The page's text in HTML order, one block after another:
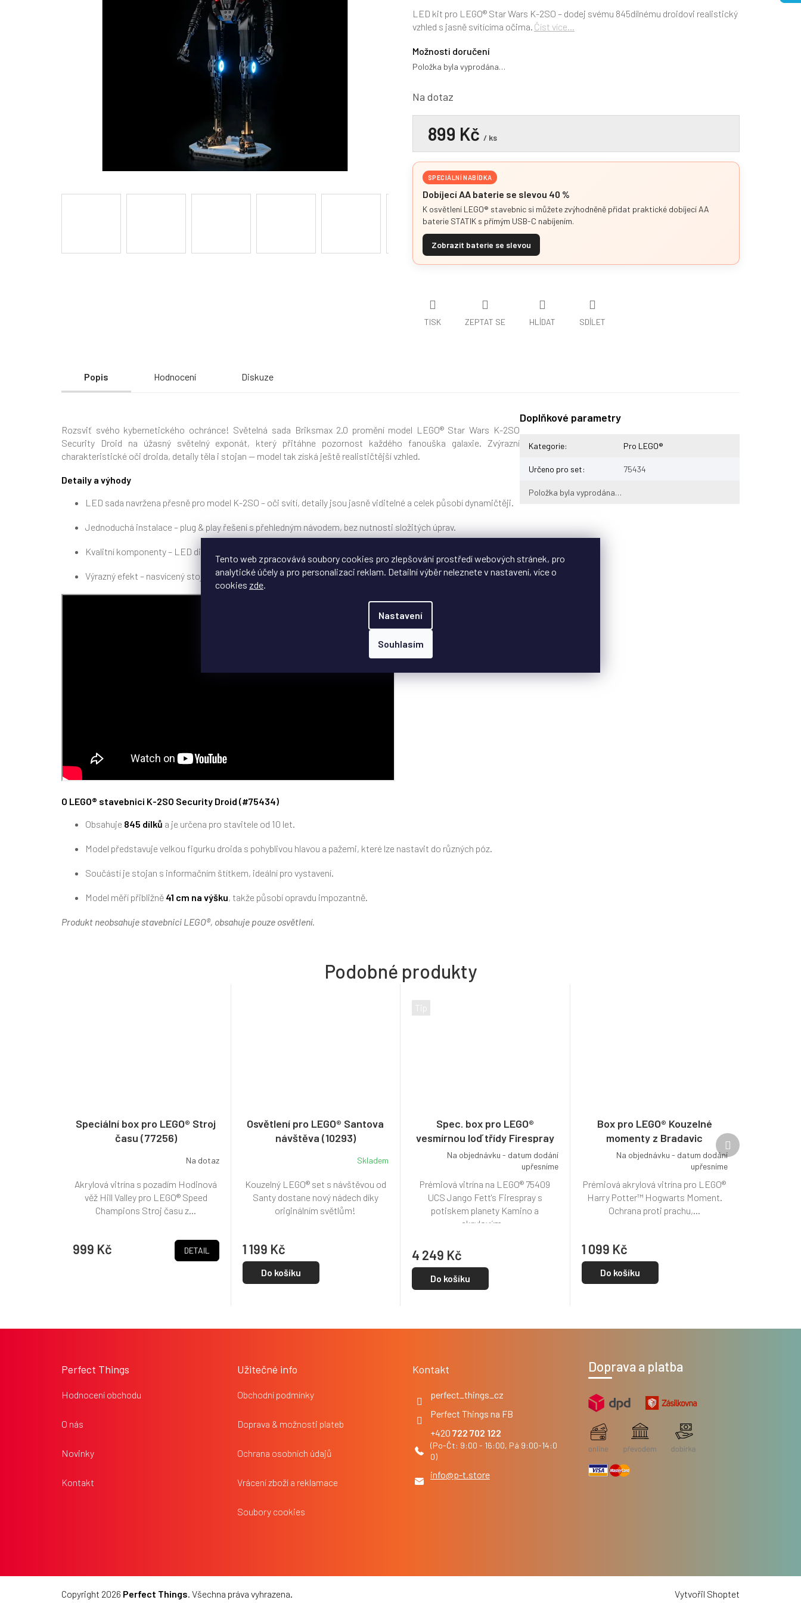
Tento web zpracovává soubory cookies pro zlepšování prostředí webových stránek, pro
analytické účely a pro personalizaci reklam. Detailní výběr neleznete v nastavení, více o
cookies zde.
Nastavení
Souhlasím
Na dotaz
Možnosti doručení
Položka byla vyprodána…
LED kit pro LEGO® Star Wars K-2SO – dodej svému 845dílnému droidovi realistický
vzhled s jasně svítícíma očima. Číst více...
SPECIÁLNÍ NABÍDKA
Dobíjecí AA baterie se slevou 40 %
K osvětlení LEGO® stavebnic si můžete zvýhodněně přidat praktické dobíjecí AA
baterie STATIK s přímým USB-C nabíjením.
Zobrazit baterie se slevou
TISK ZEPTAT SE HLÍDAT SDÍLET
produktu
je
z
5
hvězdiček.
899 Kč / ks
Popis Hodnocení Diskuze
Rozsviť svého kybernetického ochránce! Světelná sada Briksmax 2.0 promění model LEGO® Star Wars K-2SO
Security Droid na úžasný světelný exponát, který přitáhne pozornost každého fanouška galaxie. Zvýrazní
charakteristické oči droida, detaily těla i stojan — model tak získá ještě realističtější vzhled.
Detaily a výhody
LED sada navržena přesně pro model K-2SO – oči svítí, detaily jsou jasně viditelné a celek působí dynamičtěji.
Jednoduchá instalace – plug & play řešení s přehledným návodem, bez nutnosti složitých úprav.
Kvalitní komponenty – LED diody, kabely a konektory jsou bezpečné a odolné.
Výrazný efekt – nasvícený stojan, informační štítek a všechny detaily modelu působí impozantně při vystavení.
O LEGO® stavebnici K-2SO Security Droid (#75434)
Obsahuje 845 dílků a je určena pro stavitele od 10 let.
Model představuje velkou figurku droida s pohyblivou hlavou a pažemi, které lze nastavit do různých póz.
Součástí je stojan s informačním štítkem, ideální pro vystavení.
Model měří přibližně 41 cm na výšku, takže působí opravdu impozantně.
Produkt neobsahuje stavebnici LEGO®, obsahuje pouze osvětlení.
Doplňkové parametry
Kategorie: Pro LEGO®
Určeno pro set: 75434
Položka byla vyprodána…
Speciální box pro LEGO® Stroj
času (77256)
Na dotaz
999 Kč DETAIL
Akrylová vitrína s pozadím Hodinová
věž Hill Valley pro LEGO® Speed
Champions Stroj času z...
Osvětlení pro LEGO® Santova
návštěva (10293)
Skladem
1 199 Kč
Do košíku
Kouzelný LEGO® set s návštěvou od
Santy dostane nový nádech díky
originálním světlům!
Tip
Spec. box pro LEGO®
vesmírnou loď třídy Firespray
(75409)
Na objednávku - datum dodání
upřesníme
4 249 Kč
Do košíku
Prémiová vitrína na LEGO® 75409
UCS Jango Fett's Firespray s
potiskem planety Kamino a
akrylovým...
Box pro LEGO® Kouzelné
momenty z Bradavic
Na objednávku - datum dodání
upřesníme
1 099 Kč
Do košíku
Prémiová akrylová vitrína pro LEGO®
Harry Potter™ Hogwarts Moment.
Ochrana proti prachu,...
Další
produkt
Perfect Things
Hodnocení obchodu
O nás
Novinky
Kontakt
Užitečné info
Obchodní podmínky
Doprava & možnosti plateb
Ochrana osobních údajů
Vrácení zboží a reklamace
Soubory cookies
Kontakt
info@p-t.store
722 702 122
Perfect Things na FB
perfect_things_cz
Doprava a platba
Vytvořil Shoptet
Copyright 2026 Perfect Things. Všechna práva vyhrazena.